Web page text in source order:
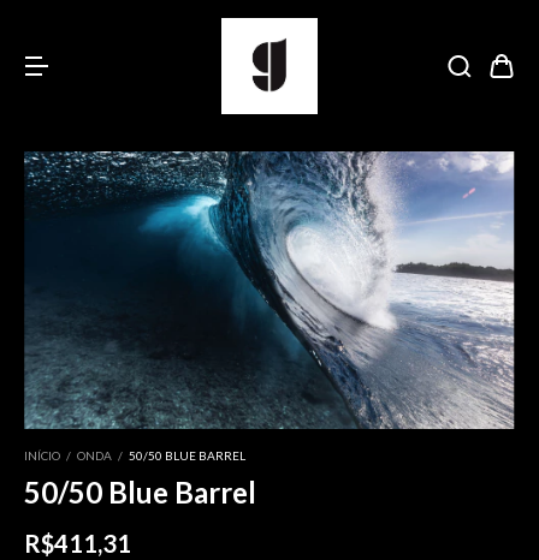
INÍCIO / ONDA / 50/50 BLUE BARREL
50/50 Blue Barrel
R$411,31